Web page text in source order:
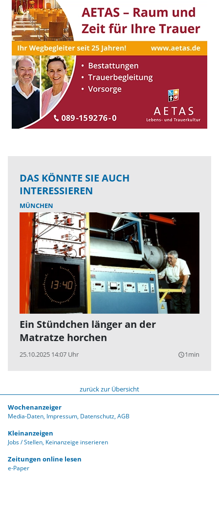
DAS KÖNNTE SIE AUCH
INTERESSIEREN
MÜNCHEN
Ein Stündchen länger an der
Matratze horchen
25.10.2025 14:07 Uhr query_builder1min
zurück zur Übersicht
Wochenanzeiger
Media-Daten Impressum Datenschutz AGB
Kleinanzeigen
Jobs / Stellen Keinanzeige inserieren
Zeitungen online lesen
e-Paper